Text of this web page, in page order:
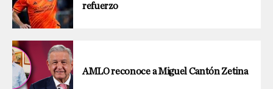
refuerzo
AMLO reconoce a Miguel Cantón Zetina